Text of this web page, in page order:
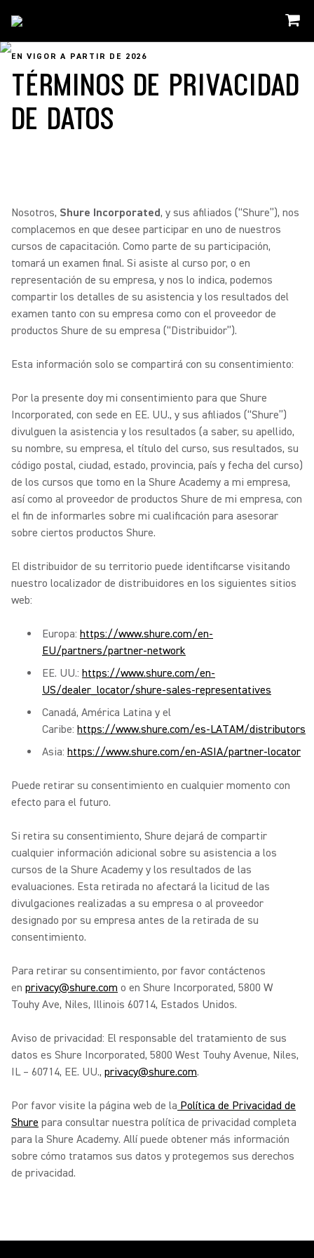
EN VIGOR A PARTIR DE 2026
TÉRMINOS DE PRIVACIDAD
DE DATOS
Nosotros, Shure Incorporated, y sus afiliados (“Shure”), nos
complacemos en que desee participar en uno de nuestros
cursos de capacitación. Como parte de su participación,
tomará un examen final. Si asiste al curso por, o en
representación de su empresa, y nos lo indica, podemos
compartir los detalles de su asistencia y los resultados del
examen tanto con su empresa como con el proveedor de
productos Shure de su empresa (“Distribuidor”).
Esta información solo se compartirá con su consentimiento:
Por la presente doy mi consentimiento para que Shure
Incorporated, con sede en EE. UU., y sus afiliados (“Shure”)
divulguen la asistencia y los resultados (a saber, su apellido,
su nombre, su empresa, el título del curso, sus resultados, su
código postal, ciudad, estado, provincia, país y fecha del curso)
de los cursos que tomo en la Shure Academy a mi empresa,
así como al proveedor de productos Shure de mi empresa, con
el fin de informarles sobre mi cualificación para asesorar
sobre ciertos productos Shure.
El distribuidor de su territorio puede identificarse visitando
nuestro localizador de distribuidores en los siguientes sitios
web:
Europa: https://www.shure.com/en-
EU/partners/partner-network
EE. UU.: https://www.shure.com/en-
US/dealer_locator/shure-sales-representatives
Canadá, América Latina y el
Caribe: https://www.shure.com/es-LATAM/distributors
Asia: https://www.shure.com/en-ASIA/partner-locator
Puede retirar su consentimiento en cualquier momento con
efecto para el futuro.
Si retira su consentimiento, Shure dejará de compartir
cualquier información adicional sobre su asistencia a los
cursos de la Shure Academy y los resultados de las
evaluaciones. Esta retirada no afectará la licitud de las
divulgaciones realizadas a su empresa o al proveedor
designado por su empresa antes de la retirada de su
consentimiento.
Para retirar su consentimiento, por favor contáctenos
en privacy@shure.com o en Shure Incorporated, 5800 W
Touhy Ave, Niles, Illinois 60714, Estados Unidos.
Aviso de privacidad: El responsable del tratamiento de sus
datos es Shure Incorporated, 5800 West Touhy Avenue, Niles,
IL – 60714, EE. UU., privacy@shure.com.
Por favor visite la página web de la Política de Privacidad de
Shure para consultar nuestra política de privacidad completa
para la Shure Academy. Allí puede obtener más información
sobre cómo tratamos sus datos y protegemos sus derechos
de privacidad.